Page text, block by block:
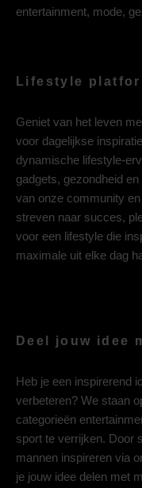
entertainment, mode,
Lifestyle
Geniet van het leven
voor dagelijkse
dynamische lifestyle-
gadgets, gezondheid
van onze community
streven naar succes,
voor een lifestyle die
maximale uit elke dag
Deel jouw idee
Heb je een inspirerend
verbeteren? We staan
categorieën
sport te verrijken. Door
mannen inspireren via
je jouw idee delen met